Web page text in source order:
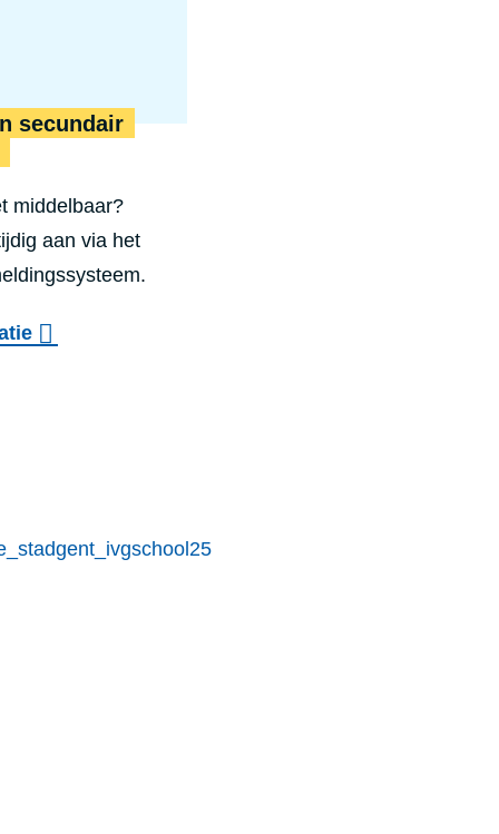
secundair
middelbaar?
aan via het